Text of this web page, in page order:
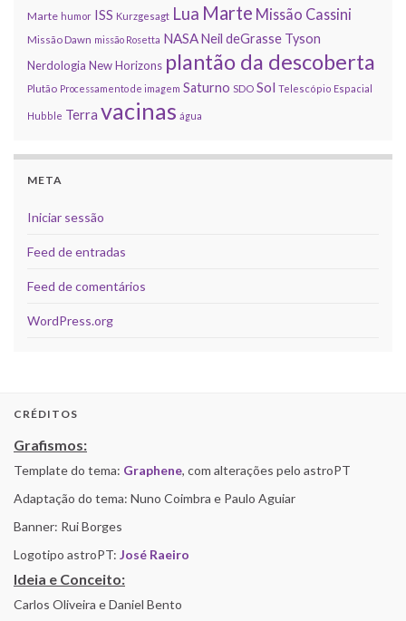
Marte humor ISS Kurzgesagt Lua Marte Missão Cassini
Missão Dawn missão Rosetta NASANeil deGrasse Tyson
Nerdologia New Horizons plantão da descoberta
Plutão Processamento de imagem Saturno SDO Sol Telescópio Espacial
Hubble Terra vacinas água
META
Iniciar sessão
Feed de entradas
Feed de comentários
WordPress.org
CRÉDITOS
Grafismos:
Template do tema: Graphene, com alterações pelo astroPT
Adaptação do tema: Nuno Coimbra e Paulo Aguiar
Banner: Rui Borges
Logotipo astroPT: José Raeiro
Ideia e Conceito:
Carlos Oliveira e Daniel Bento